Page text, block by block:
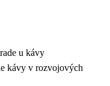
u kávy
kávy v rozvojových